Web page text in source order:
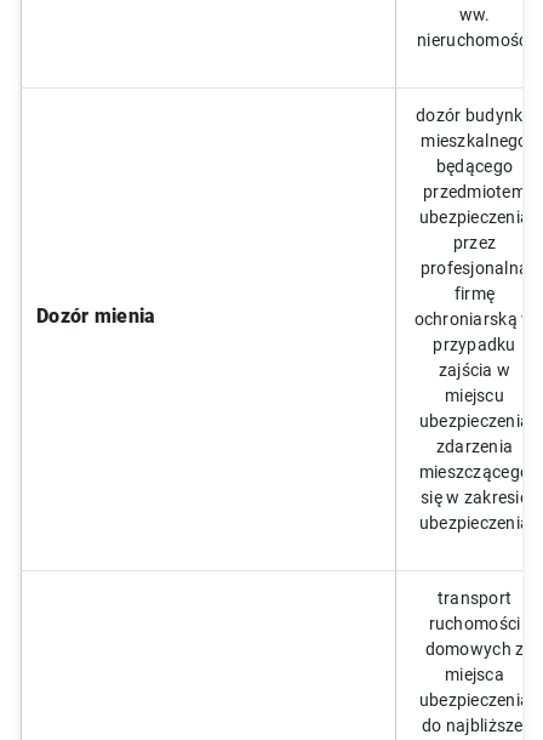
ww.
nieruchomości
Dozór mienia
dozór budynku
mieszkalnego
będącego
przedmiotem
ubezpieczenia
przez
profesjonalną
firmę
ochroniarską w
przypadku
zajścia w
miejscu
ubezpieczenia
zdarzenia
mieszczącego
się w zakresie
ubezpieczenia
transport
ruchomości
domowych z
miejsca
ubezpieczenia
do najbliższej